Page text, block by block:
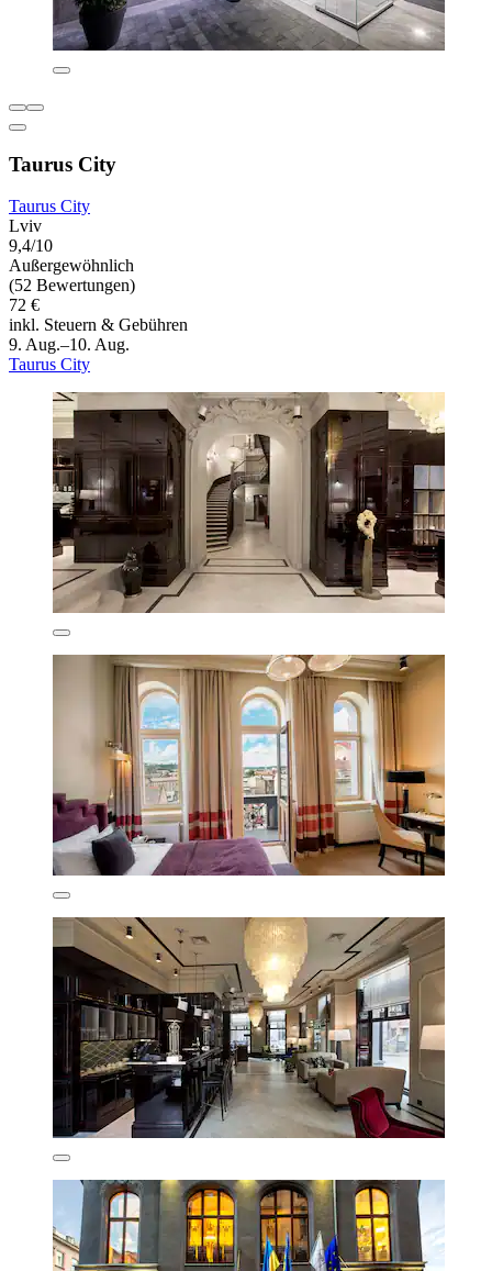
Taurus City
Taurus City
Lviv
9,4/10
Außergewöhnlich
(52 Bewertungen)
72 €
inkl. Steuern & Gebühren
9. Aug.–10. Aug.
Taurus City